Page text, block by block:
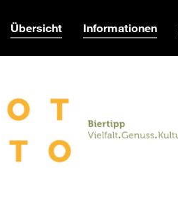
Übersicht Informationen